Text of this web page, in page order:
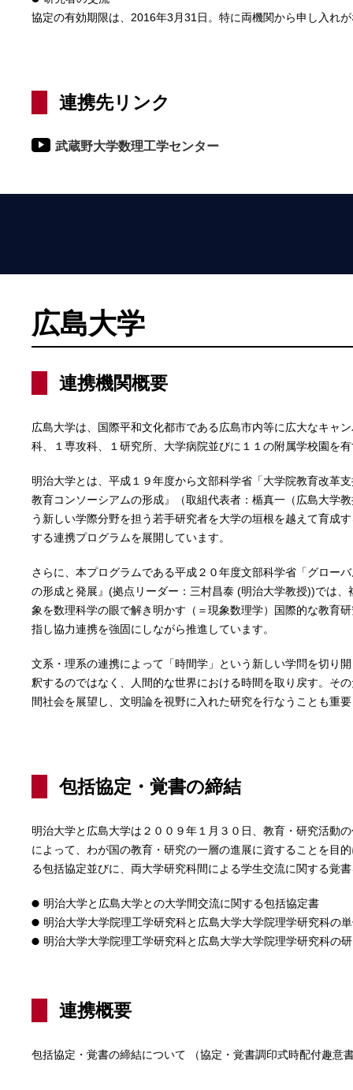
協定の有効期限は、2016年3月31日。特に両機関から申し入れ
連携先リンク
武蔵野大学数理工学センター
広島大学
連携機関概要
広島大学は、国際平和文化都市である広島市内等に広大なキャ
科、１専攻科、１研究所、大学病院並びに１１の附属学校園を
明治大学とは、平成１９年度から文部科学省「大学院教育改革
教育コンソーシアムの形成』（取組代表者：楯真一（広島大学
う新しい学際分野を担う若手研究者を大学の垣根を越えて育成
する連携プログラムを展開しています。
さらに、本プログラムである平成２０年度文部科学省「グロー
の形成と発展』(拠点リーダー：三村昌泰 (明治大学教授))では
象を数理科学の眼で解き明かす（＝現象数理学）国際的な教育
指し協力連携を強固にしながら推進しています。
文系・理系の連携によって「時間学」という新しい学問を切り
釈するのではなく、人間的な世界における時間を取り戻す。そ
間社会を展望し、文明論を視野に入れた研究を行なうことも重
包括協定・覚書の締結
明治大学と広島大学は２００９年１月３０日、教育・研究活動
によって、わが国の教育・研究の一層の進展に資することを目
る包括協定並びに、両大学研究科間による学生交流に関する覚
明治大学と広島大学との大学間交流に関する包括協定書
明治大学大学院理工学研究科と広島大学大学院理学研究科の
明治大学大学院理工学研究科と広島大学大学院理学研究科の
連携概要
包括協定・覚書の締結について （協定・覚書調印式時配付趣意